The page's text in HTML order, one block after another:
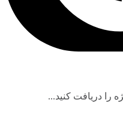
را دریافت کنید...